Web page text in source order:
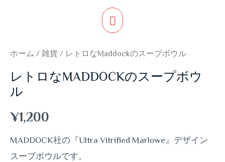
ホーム / 雑貨 / レトロなMaddockのスープボウル
レトロなMADDOCKのスープボウ
ル
¥1,200
MADDOCK社の『Ultra Vitrified Marlowe』デザイン
スープボウルです。